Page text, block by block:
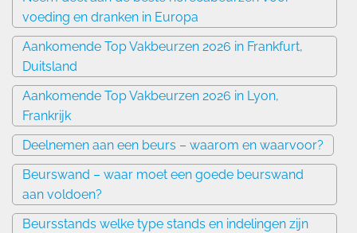
voeding en dranken in Europa
Aankomende Top Vakbeurzen 2026 in Frankfurt,
Duitsland
Aankomende Top Vakbeurzen 2026 in Lyon,
Frankrijk
Deelnemen aan een beurs – waarom en waarvoor?
Beurswand – waar moet een goede beurswand
aan voldoen?
Beursstands welke type stands en indelingen zijn